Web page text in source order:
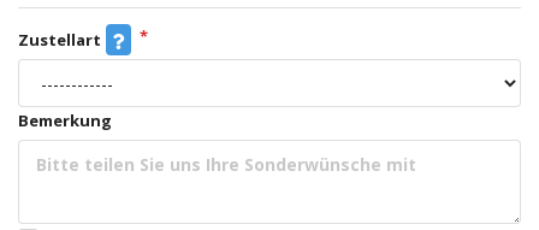
Zustellart
Bemerkung